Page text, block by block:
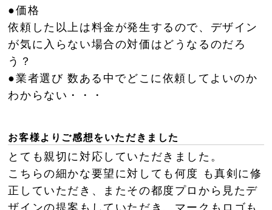
●価格
依頼した以上は料金が発生するので、デザイン
が気に入らない場合の対価はどうなるのだろ
う？
●業者選び 数ある中でどこに依頼してよいのか
わからない・・・
お客様よりご感想をいただきました
とても親切に対応していただきました。
こちらの細かな要望に対しても何度 も真剣に修
正していただき、またその都度プロから見たデ
ザインの提案もしていただき、マークもロゴも